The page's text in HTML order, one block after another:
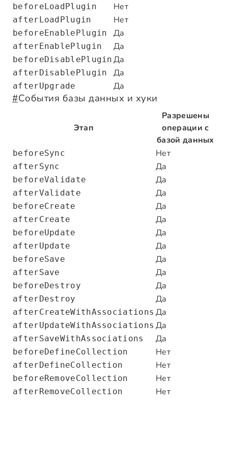
beforeLoadPlugin Нет
afterLoadPlugin Нет
beforeEnablePlugin Да
afterEnablePlugin Да
beforeDisablePlugin Да
afterDisablePlugin Да
afterUpgrade Да
#События базы данных и хуки
Этап
Разрешены
операции с
базой данных
beforeSync Нет
afterSync Да
beforeValidate Да
afterValidate Да
beforeCreate Да
afterCreate Да
beforeUpdate Да
afterUpdate Да
beforeSave Да
afterSave Да
beforeDestroy Да
afterDestroy Да
afterCreateWithAssociations Да
afterUpdateWithAssociations Да
afterSaveWithAssociations Да
beforeDefineCollection Нет
afterDefineCollection Нет
beforeRemoveCollection Нет
afterRemoveCollection Нет